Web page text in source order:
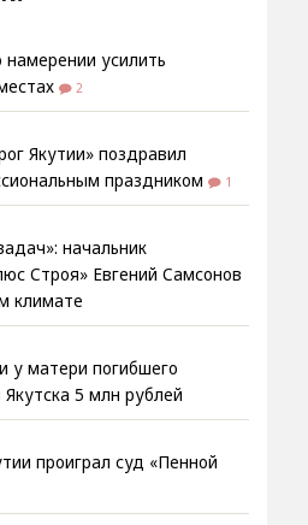
усилить
2
Якутии» поздравил
праздником
1
начальник
Строя» Евгений Самсонов
климате
у матери погибшего
5 млн рублей
проиграл суд «Пенной